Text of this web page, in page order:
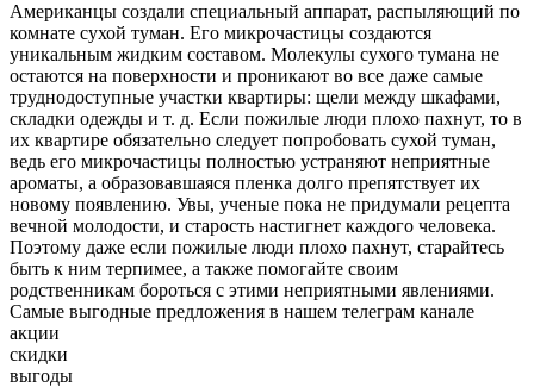
Американцы создали специальный аппарат, распыляющий по
комнате сухой туман. Его микрочастицы создаются
уникальным жидким составом. Молекулы сухого тумана не
остаются на поверхности и проникают во все даже самые
труднодоступные участки квартиры: щели между шкафами,
складки одежды и т. д. Если пожилые люди плохо пахнут, то в
их квартире обязательно следует попробовать сухой туман,
ведь его микрочастицы полностью устраняют неприятные
ароматы, а образовавшаяся пленка долго препятствует их
новому появлению. Увы, ученые пока не придумали рецепта
вечной молодости, и старость настигнет каждого человека.
Поэтому даже если пожилые люди плохо пахнут, старайтесь
быть к ним терпимее, а также помогайте своим
родственникам бороться с этими неприятными явлениями.
Самые выгодные предложения в нашем телеграм канале
акции
скидки
выгоды